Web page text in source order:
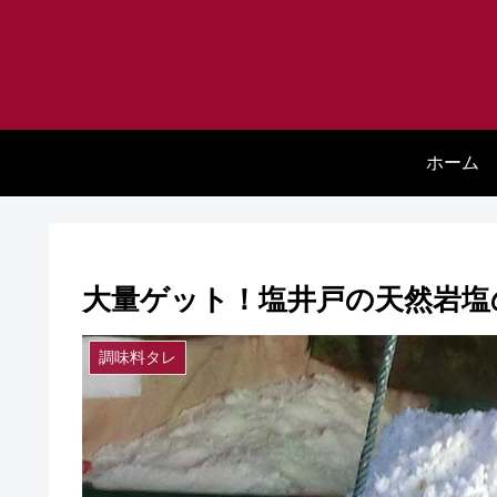
ホーム
大量ゲット！塩井戸の天然岩
調味料タレ